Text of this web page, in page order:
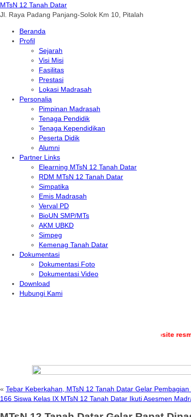
MTsN 12 Tanah Datar
Jl. Raya Padang Panjang-Solok Km 10, Pitalah
Beranda
Profil
Sejarah
Visi Misi
Fasilitas
Prestasi
Lokasi Madrasah
Personalia
Pimpinan Madrasah
Tenaga Pendidik
Tenaga Kependidikan
Peserta Didik
Alumni
Partner Links
Elearning MTsN 12 Tanah Datar
RDM MTsN 12 Tanah Datar
Simpatika
Emis Madrasah
Verval PD
BioUN SMP/MTs
AKM UBKD
Simpeg
Kemenag Tanah Datar
Dokumentasi
Dokumentasi Foto
Dokumentasi Video
Download
Hubungi Kami
website resmi MTs
« Tebar Keberkahan, MTsN 12 Tanah Datar Gelar
166 Siswa Kelas IX MTsN 12 Tanah Datar Ikuti Asesmen